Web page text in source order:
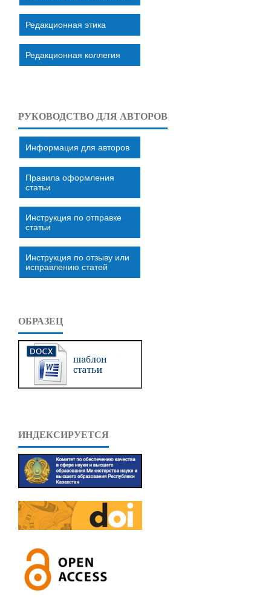
Редакционная этика
Редакционная коллегия
РУКОВОДСТВО ДЛЯ АВТОРОВ
Информация для авторов
Правила оформления
статьи
Инструкция по отправке
статьи
Инструкция по отзыву или
исправлению статей
ОБРАЗЕЦ
ИНДЕКСИРУЕТСЯ